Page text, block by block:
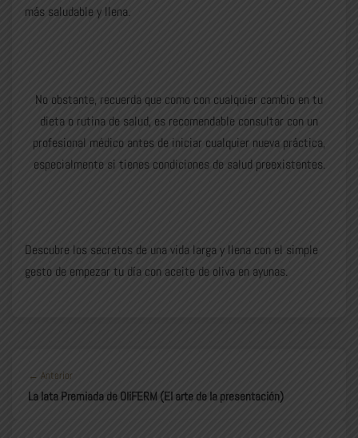
más saludable y llena.
No obstante, recuerda que como con cualquier cambio en tu
dieta o rutina de salud, es recomendable consultar con un
profesional médico antes de iniciar cualquier nueva práctica,
especialmente si tienes condiciones de salud preexistentes.
Descubre los secretos de una vida larga y llena con el simple
gesto de empezar tu día con aceite de oliva en ayunas.
← Anterior
La lata Premiada de OliFERM (El arte de la presentación)